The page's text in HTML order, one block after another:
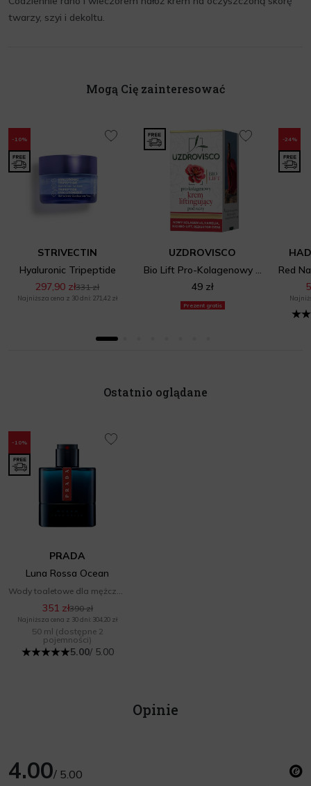
twarzy, szyi i dekoltu.
Mogą Cię zainteresować
-10%
STRIVECTIN
Hyaluronic Tripeptide
297,90 zł331 zł
Najniższa cena z 30 dni: 271,42 zł
Prezent gratis
UZDROVISCO
Bio Lift Pro-Kolagenowy Krem Liftingujący Pod Oczy
49 zł
-24%
Ostatnio oglądane
-10%
PRADA
Luna Rossa Ocean
351 zł390 zł
Najniższa cena z 30 dni: 304,20 zł
50 ml (dostępne 2
pojemności)
5.00/ 5.00
Opinie
4.00/ 5.00